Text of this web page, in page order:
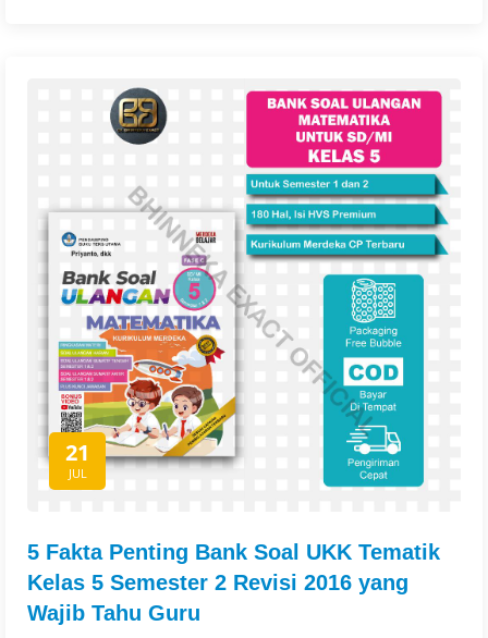
21
JUL
5 Fakta Penting Bank Soal UKK Tematik
Kelas 5 Semester 2 Revisi 2016 yang
Wajib Tahu Guru